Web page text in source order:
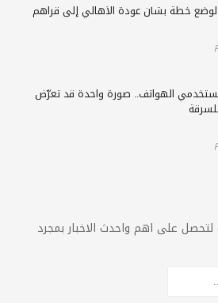
خطة بشأن عودة الأهالي إلى قراهم
الهواتف.. صورة واحدة قد تعرّض
على اهم واحدث الاخبار بمجرد